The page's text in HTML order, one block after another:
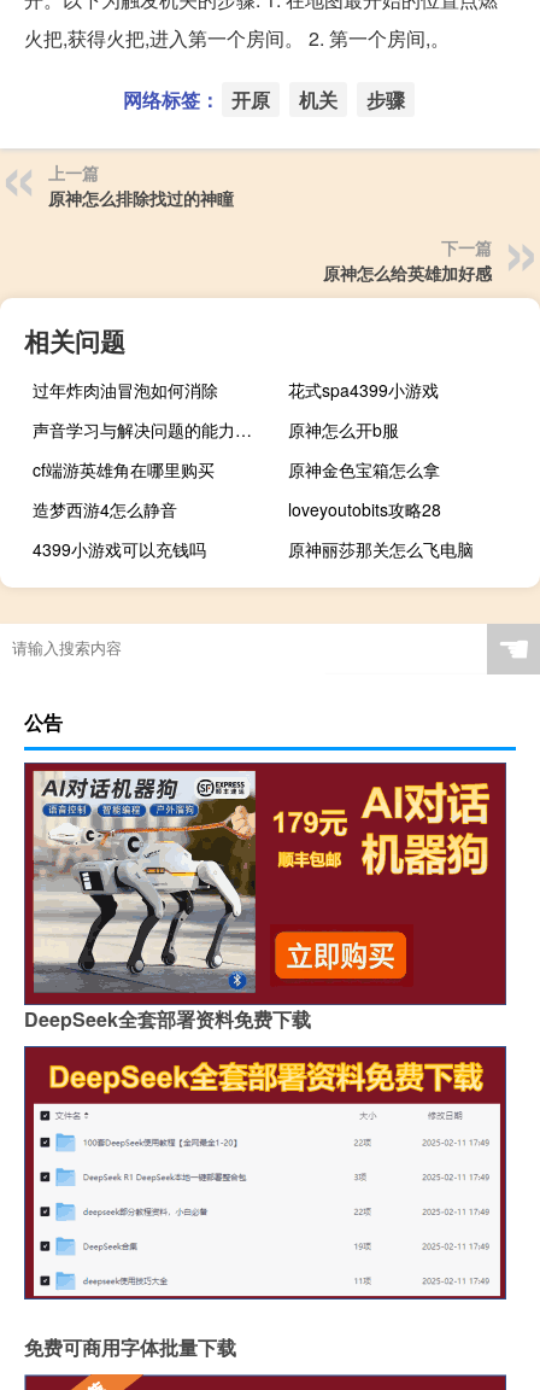
火把,获得火把,进入第一个房间。 2. 第一个房间,。
网络标签： 开原 机关 步骤
上一篇
原神怎么排除找过的神瞳
下一篇
原神怎么给英雄加好感
相关问题
过年炸肉油冒泡如何消除
花式spa4399小游戏
声音学习与解决问题的能力和大脑大小有关
原神怎么开b服
cf端游英雄角在哪里购买
原神金色宝箱怎么拿
造梦西游4怎么静音
loveyoutobits攻略28
4399小游戏可以充钱吗
原神丽莎那关怎么飞电脑
☚
公告
DeepSeek全套部署资料免费下载
免费可商用字体批量下载